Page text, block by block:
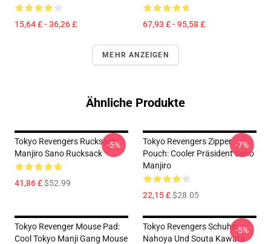
15,64 £ - 36,26 £ 67,93 £ - 95,58 £
MEHR ANZEIGEN
Ähnliche Produkte
Tokyo Revengers Rucksack:
Manjiro Sano Rucksack
41,86 £$52.99
-5%
Tokyo Revengers Zipper
Pouch: Cooler Präsident Sano
Manjiro
22,15 £$28.05
-7%
Tokyo Revenger Mouse Pad:
Cool Tokyo Manji Gang Mouse
Tokyo Revengers Schuhe:
Nahoya Und Souta Kawata
-5%